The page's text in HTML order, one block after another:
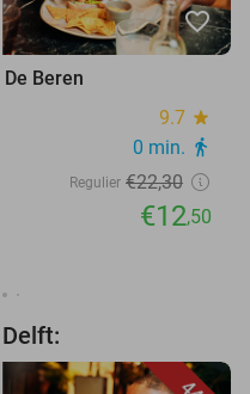
favorite_border
Beren
9.7 star
0 min. directions_walk
Regulier €22,30
€12,50